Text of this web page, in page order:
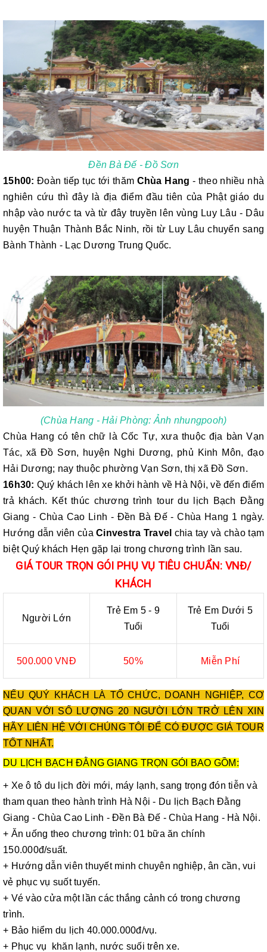
Đền Bà Đế - Đồ Sơn
15h00: Đoàn tiếp tục tới thăm Chùa Hang - theo nhiều nhà
nghiên cứu thì đây là địa điểm đầu tiên của Phật giáo du
nhập vào nước ta và từ đây truyền lên vùng Luy Lâu - Dâu
huyện Thuận Thành Bắc Ninh, rồi từ Luy Lâu chuyển sang
Bành Thành - Lạc Dương Trung Quốc.
(Chùa Hang - Hải Phòng: Ảnh nhungpooh)
Chùa Hang có tên chữ là Cốc Tự, xưa thuộc địa bàn Vạn
Tác, xã Đồ Sơn, huyện Nghi Dương, phủ Kinh Môn, đạo
Hải Dương; nay thuộc phường Vạn Sơn, thị xã Đồ Sơn.
16h30: Quý khách lên xe khởi hành về Hà Nội, về đến điểm
trả khách. Kết thúc chương trình tour du lịch Bạch Đằng
Giang - Chùa Cao Linh - Đền Bà Đế - Chùa Hang 1 ngày.
Hướng dẫn viên củaCinvestra Travel chia tay và chào tạm
biệt Quý khách Hẹn gặp lại trong chương trình lần sau.
GIÁ TOUR TRỌN GÓI PHỤ VỤ TIÊU CHUẨN: VNĐ/
KHÁCH
Người Lớn
Trẻ Em 5 - 9
Tuổi
Trẻ Em Dưới 5
Tuổi
500.000 VNĐ 50% Miễn Phí
NẾU QUÝ KHÁCH LÀ TỔ CHỨC, DOANH NGHIỆP, CƠ
QUAN VỚI SỐ LƯỢNG 20 NGƯỜI LỚN TRỞ LÊN XIN
HÃY LIÊN HỆ VỚI CHÚNG TÔI ĐỂ CÓ ĐƯỢC GIÁ TOUR
TỐT NHẤT.
DU LỊCH BẠCH ĐẰNG GIANG TRỌN GÓI BAO GỒM:
+ Xe ô tô du lịch đời mới, máy lạnh, sang trọng đón tiễn và
tham quan theo hành trình Hà Nội - Du lịch Bạch Đằng
Giang - Chùa Cao Linh - Đền Bà Đế - Chùa Hang - Hà Nội.
+ Ăn uống theo chương trình: 01 bữa ăn chính
150.000đ/suất.
+ Hướng dẫn viên thuyết minh chuyên nghiệp, ân cần, vui
vẻ phục vụ suốt tuyến.
+ Vé vào cửa một lần các thắng cảnh có trong chương
trình.
+ Bảo hiểm du lịch 40.000.000đ/vụ.
+ Phục vụ khăn lạnh, nước suối trên xe.